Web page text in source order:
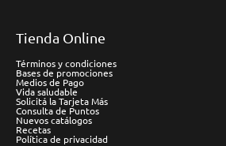
Tienda Online
Términos y condiciones
Bases de promociones
Medios de Pago
Vida saludable
Solicitá la Tarjeta Más
Consulta de Puntos
Nuevos catálogos
Recetas
Política de privacidad